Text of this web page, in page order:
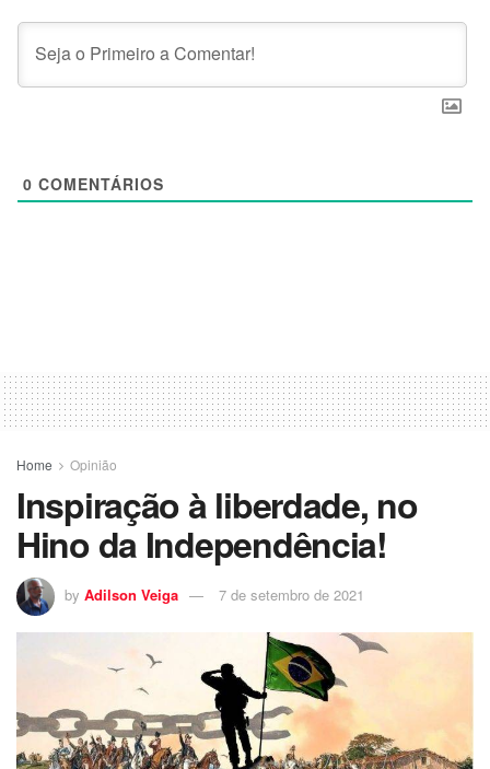
0 COMENTÁRIOS
Home Opinião
Inspiração à liberdade, no
Hino da Independência!
by Adilson Veiga 7 de setembro de 2021